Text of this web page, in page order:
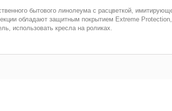
бытового линолеума с расцветкой,
обладают защитным покрытием Extreme
использовать кресла на роликах.